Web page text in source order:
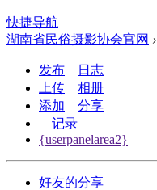
快捷导航
湖南省民俗摄影协会官网 ›
发布
日志
上传
相册
添加
分享
记录
{userpanelarea2}
好友的分享